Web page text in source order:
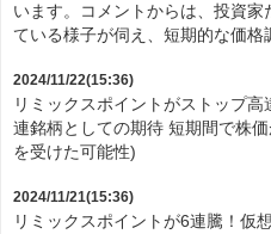
います。コメントからは、投資
ている様子が伺え、短期的な価
2024/11/22(15:36)
リミックスポイントがストップ
連銘柄としての期待 短期間で株
を受けた可能性)
2024/11/21(15:36)
リミックスポイントが6連騰！仮